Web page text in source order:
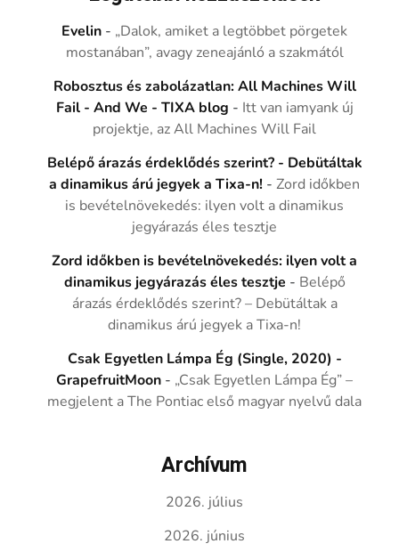
Evelin - „Dalok, amiket a legtöbbet pörgetek
mostanában”, avagy zeneajánló a szakmától
Robosztus és zabolázatlan: All Machines Will
Fail - And We - TIXA blog - Itt van iamyank új
projektje, az All Machines Will Fail
Belépő árazás érdeklődés szerint? - Debütáltak
a dinamikus árú jegyek a Tixa-n! -Zord időkben
is bevételnövekedés: ilyen volt a dinamikus
jegyárazás éles tesztje
Zord időkben is bevételnövekedés: ilyen volt a
dinamikus jegyárazás éles tesztje - Belépő
árazás érdeklődés szerint? – Debütáltak a
dinamikus árú jegyek a Tixa-n!
Csak Egyetlen Lámpa Ég (Single, 2020) -
GrapefruitMoon - „Csak Egyetlen Lámpa Ég” –
megjelent a The Pontiac első magyar nyelvű dala
Archívum
2026. július
2026. június